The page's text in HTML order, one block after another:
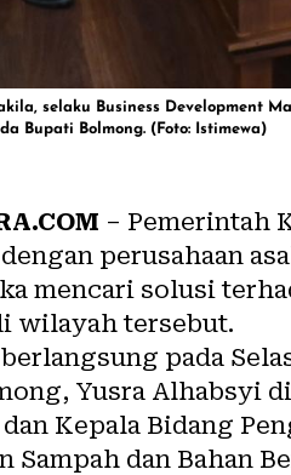
selaku Business Development
Bupati Bolmong. (Foto: Istimewa)
– Pemerintah
perusahaan
mencari solusi
wilayah tersebut.
pada
Yusra Alhabsyi
Kepala Bidang
Sampah dan Bahan